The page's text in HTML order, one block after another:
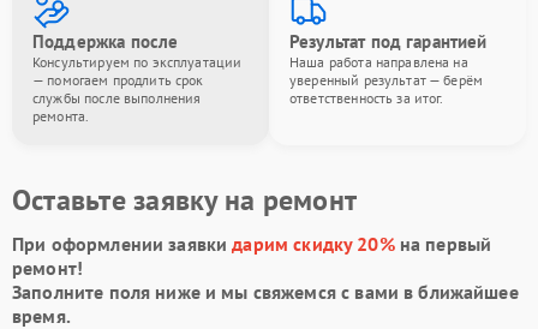
Поддержка после
Консультируем по эксплуатации
— помогаем продлить срок
службы после выполнения
ремонта.
Результат под гарантией
Наша работа направлена на
уверенный результат — берём
ответственность за итог.
Оставьте заявку на ремонт
При оформлении заявкидарим скидку 20%на первый
ремонт!
Заполните поля ниже и мы свяжемся с вами в ближайшее
время.